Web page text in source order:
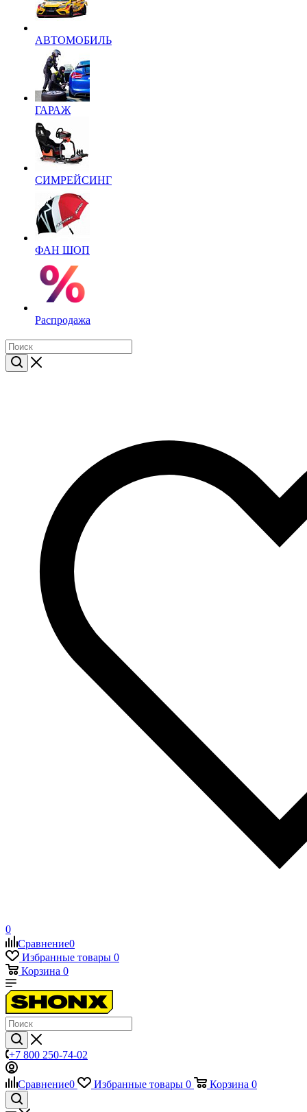
АВТОМОБИЛЬ
ГАРАЖ
СИМРЕЙСИНГ
ФАН ШОП
Распродажа
0
Сравнение0
Избранные товары 0
Корзина 0
+7 800 250-74-02
Сравнение0 Избранные товары 0 Корзина 0